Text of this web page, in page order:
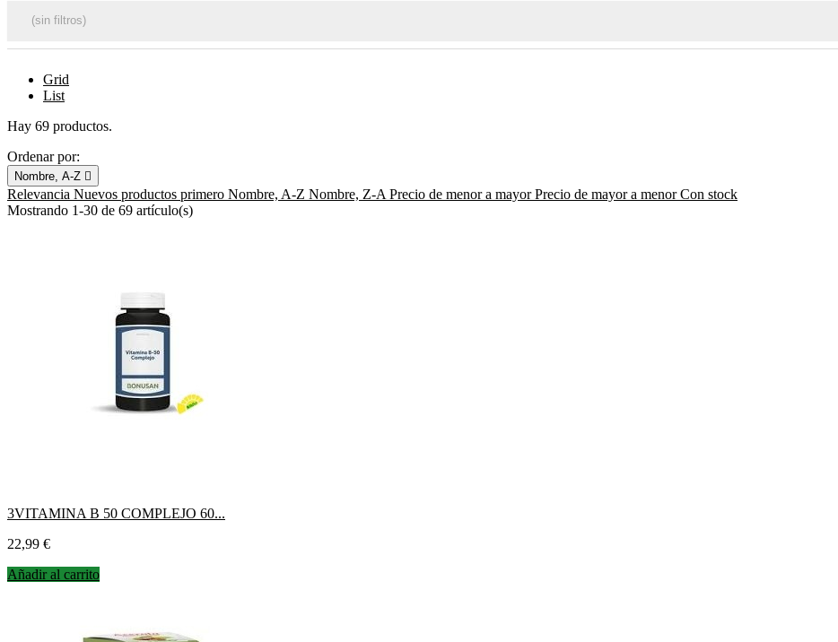
Grid
List
Hay 69 productos.
Ordenar por:
Nombre, A-Z 
Relevancia Nuevos productos primero Nombre, A-Z Nombre, Z-A Precio de menor a mayorPrecio de mayor a menorCon stock
Mostrando 1-30 de 69 artículo(s)
3VITAMINA B 50 COMPLEJO 60...
Precio
22,99 €
Añadir al carrito